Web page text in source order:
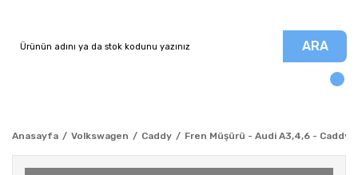
ARA
Anasayfa Volkswagen Caddy Fren Müşürü - Audi A3,4,6 -